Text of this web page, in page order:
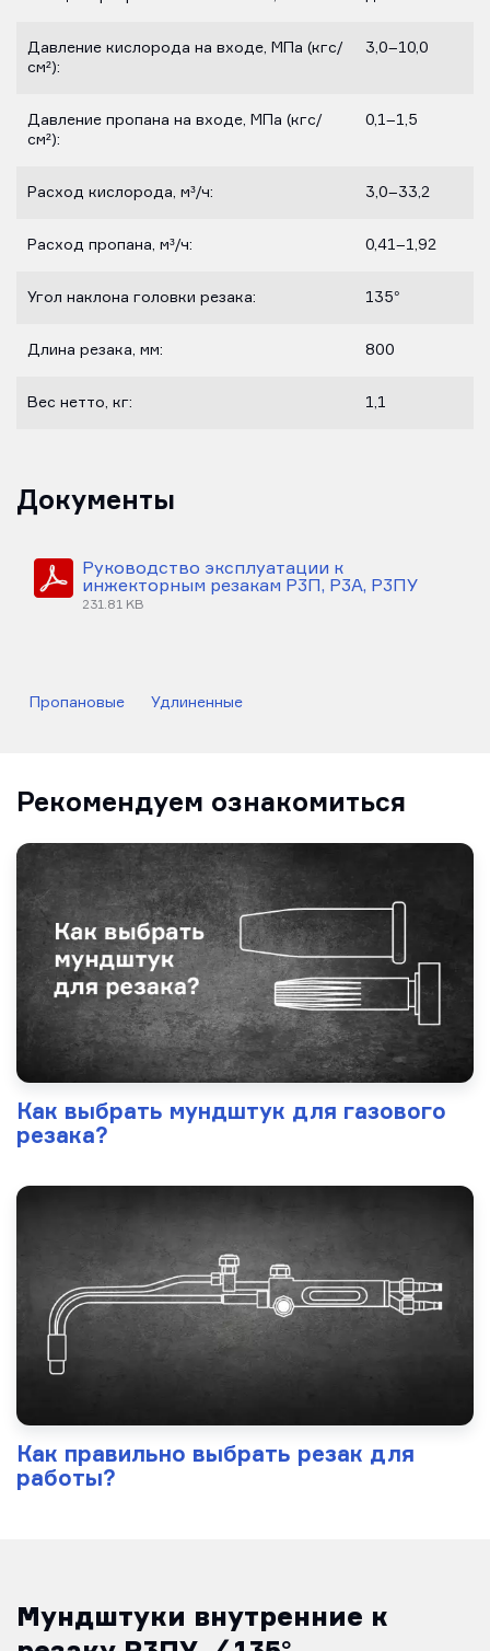
Давление кислорода на входе, МПа (кгс/
см²):
3,0–10,0
Давление пропана на входе, МПа (кгс/
см²):
0,1–1,5
Расход кислорода, м³/ч: 3,0–33,2
Расход пропана, м³/ч: 0,41–1,92
Угол наклона головки резака: 135°
Длина резака, мм: 800
Вес нетто, кг: 1,1
Документы
Руководство эксплуатации к
инжекторным резакам Р3П, Р3А, Р3ПУ
231.81 KB
Пропановые Удлиненные
Рекомендуем ознакомиться
Как выбрать мундштук для газового
резака?
Как правильно выбрать резак для
работы?
Мундштуки внутренние к